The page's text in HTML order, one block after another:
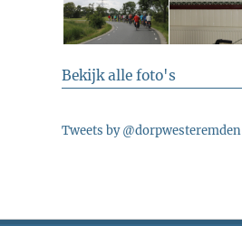
Bekijk alle foto's
Tweets by @dorpwesteremden